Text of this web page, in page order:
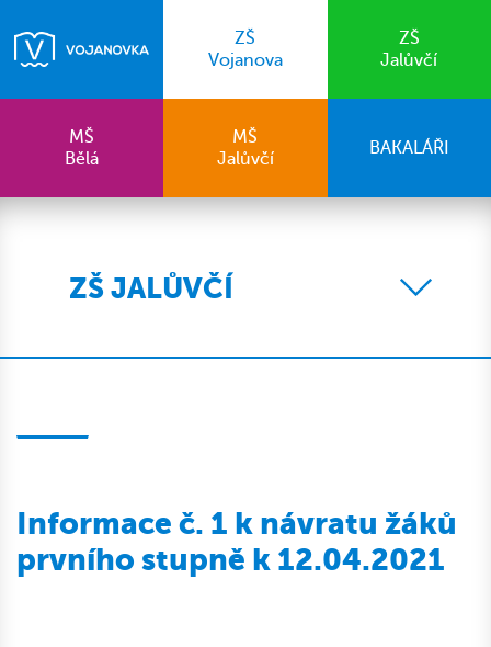
ZŠ
Vojanova
ZŠ
Jalůvčí
MŠ
Bělá
MŠ
Jalůvčí
BAKALÁŘI
ZŠ JALŮVČÍ
Informace č. 1 k návratu žáků
prvního stupně k 12.04.2021